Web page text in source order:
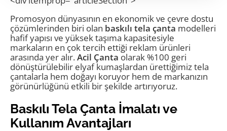
Promosyon dünyasının en ekonomik ve çevre dostu
çözümlerinden biri olan baskılı tela çanta modelleri
hafif yapısı ve yüksek taşıma kapasitesiyle
markaların en çok tercih ettiği reklam ürünleri
arasında yer alır.Acil Çanta olarak %100 geri
dönüştürülebilir elyaf kumaşlardan ürettiğimiz tela
çantalarla hem doğayı koruyor hem de markanızın
görünürlüğünü etkili bir şekilde artırıyoruz.
Baskılı Tela Çanta İmalatı ve
Kullanım Avantajları